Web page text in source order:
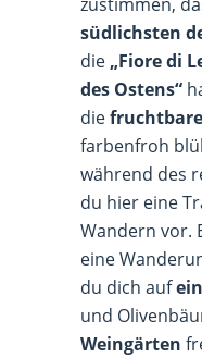
südlichsten
die „Fiore di
des Ostens“
die
farbenfroh
während des
du hier eine
Wandern vor.
eine
du dich auf
und
Weingärten